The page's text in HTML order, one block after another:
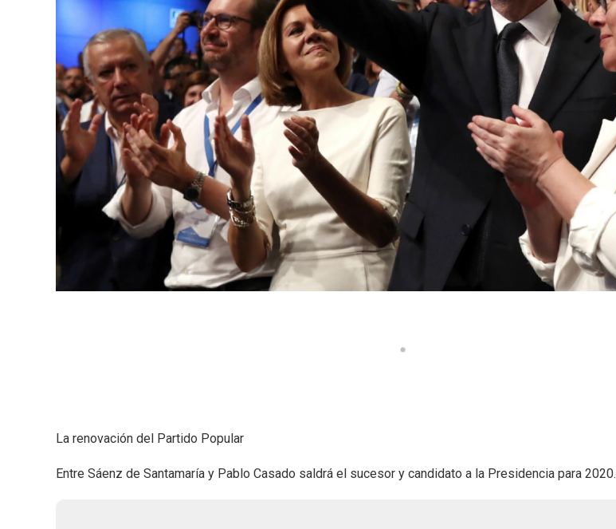
La renovación del Partido Popular
Entre Sáenz de Santamaría y Pablo Casado saldrá el sucesor y candidato a la Presidencia para 2020.